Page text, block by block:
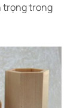
trọng trong